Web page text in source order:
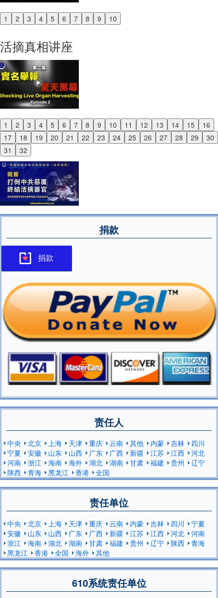
1 2 3 4 5 6 7 8 9 10
Previous
活摘真相讲座
1 2 3 4 5 6 7 8 9 10 11 12 13 14 15
16
17
18 19 20 21 22 23 24 25 26 27 28 29
30
31
32
Previous
Next
捐款
捐款
责任人
中央 北京 上海 天津 重庆 云南 其他 内蒙 吉林
四川
宁夏
安徽 山东 山西 广东 广西 新疆 江苏 江西
河北
河南
浙江 海南 海外 湖北 湖南 甘肃 福建 贵州
辽宁
陕西
青海 黑龙江 香港 全国
责任单位
中央 北京 上海 天津 重庆 云南 内蒙 吉林 四川
宁夏
安徽
山东 山西 广东 广西 新疆 江苏 江西 河北
河南
浙江
海南 湖北 湖南 甘肃 福建 贵州 辽宁 陕西
青海
黑龙江
香港 全国 海外 其他
610系统责任单位